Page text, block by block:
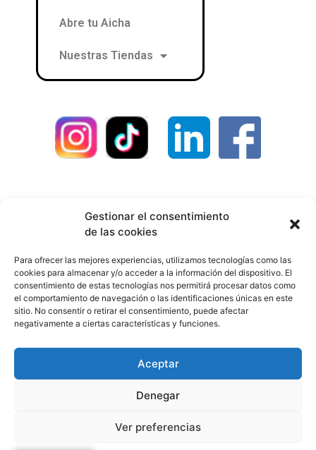
Gestionar el consentimiento
de las cookies
Para ofrecer las mejores experiencias, utilizamos tecnologías como las
cookies para almacenar y/o acceder a la información del dispositivo. El
consentimiento de estas tecnologías nos permitirá procesar datos como
el comportamiento de navegación o las identificaciones únicas en este
sitio. No consentir o retirar el consentimiento, puede afectar
negativamente a ciertas características y funciones.
Aceptar
Denegar
Ver preferencias
Abre tu Aicha
Nuestras Tiendas
Contacto Política de privacidad
Cookies Aviso legal Colaboradores
Todos los derechos reservados. Sitio web diseñado